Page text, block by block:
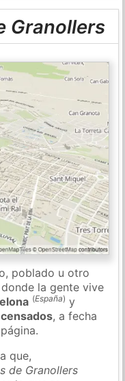
Granollers
poblado u otro
la gente vive
(España) y
, a fecha
que,
de Granollers